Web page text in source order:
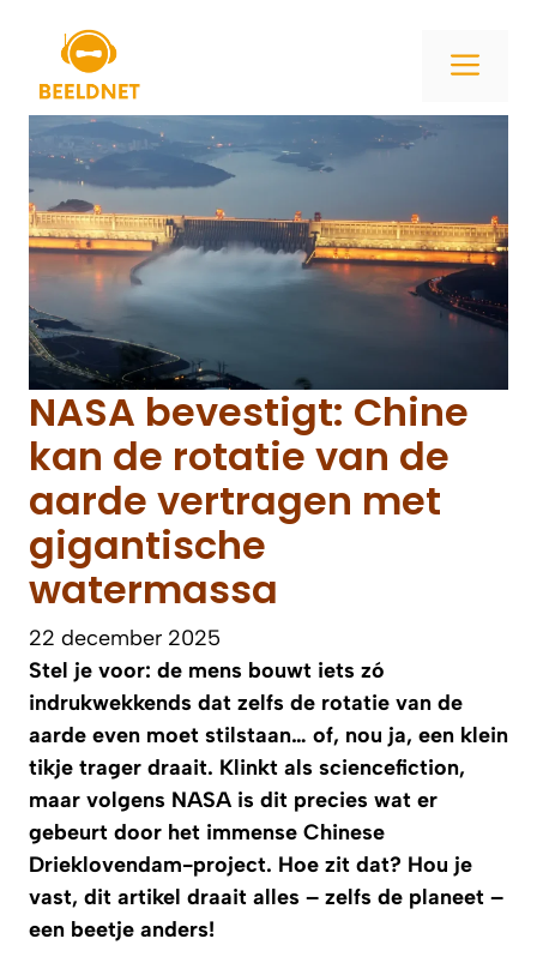
inhoud
NASA bevestigt: Chine
kan de rotatie van de
aarde vertragen met
gigantische
watermassa
22 december 2025
Stel je voor: de mens bouwt iets zó
indrukwekkends dat zelfs de rotatie van de
aarde even moet stilstaan… of, nou ja, een klein
tikje trager draait. Klinkt als sciencefiction,
maar volgens NASA is dit precies wat er
gebeurt door het immense Chinese
Drieklovendam-project. Hoe zit dat? Hou je
vast, dit artikel draait alles – zelfs de planeet –
een beetje anders!